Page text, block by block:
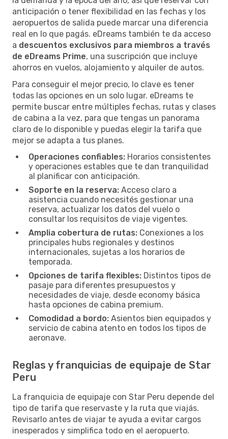
anticipación o tener flexibilidad en las fechas y los
aeropuertos de salida puede marcar una diferencia
real en lo que pagás. eDreams también te da acceso
a descuentos exclusivos para miembros a través
de eDreams Prime, una suscripción que incluye
ahorros en vuelos, alojamiento y alquiler de autos.
Para conseguir el mejor precio, lo clave es tener
todas las opciones en un solo lugar. eDreams te
permite buscar entre múltiples fechas, rutas y clases
de cabina a la vez, para que tengas un panorama
claro de lo disponible y puedas elegir la tarifa que
mejor se adapta a tus planes.
Operaciones confiables: Horarios consistentes
y operaciones estables que te dan tranquilidad
al planificar con anticipación.
Soporte en la reserva: Acceso claro a
asistencia cuando necesités gestionar una
reserva, actualizar los datos del vuelo o
consultar los requisitos de viaje vigentes.
Amplia cobertura de rutas: Conexiones a los
principales hubs regionales y destinos
internacionales, sujetas a los horarios de
temporada.
Opciones de tarifa flexibles: Distintos tipos de
pasaje para diferentes presupuestos y
necesidades de viaje, desde economy básica
hasta opciones de cabina premium.
Comodidad a bordo: Asientos bien equipados y
servicio de cabina atento en todos los tipos de
aeronave.
Reglas y franquicias de equipaje de Star
Peru
La franquicia de equipaje con Star Peru depende del
tipo de tarifa que reservaste y la ruta que viajás.
Revisarlo antes de viajar te ayuda a evitar cargos
inesperados y simplifica todo en el aeropuerto.